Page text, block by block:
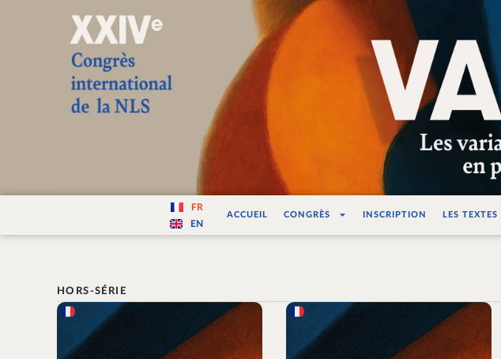
Varité — Les variations
FR
EN
ACCUEIL CONGRÈS INSCRIPTION LES TEXTES
HORS-SÉRIE